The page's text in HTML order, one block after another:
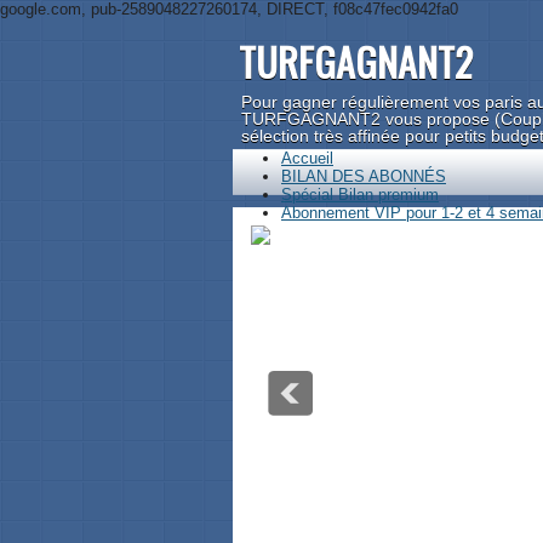
google.com, pub-2589048227260174, DIRECT, f08c47fec0942fa0
TURFGAGNANT2
Pour gagner régulièrement vos paris
TURFGAGNANT2 vous propose
sélection très affinée pour petits
Accueil
BILAN DES ABONNÉS
Spécial Bilan premium
Abonnement VIP pour 1-2 et 4